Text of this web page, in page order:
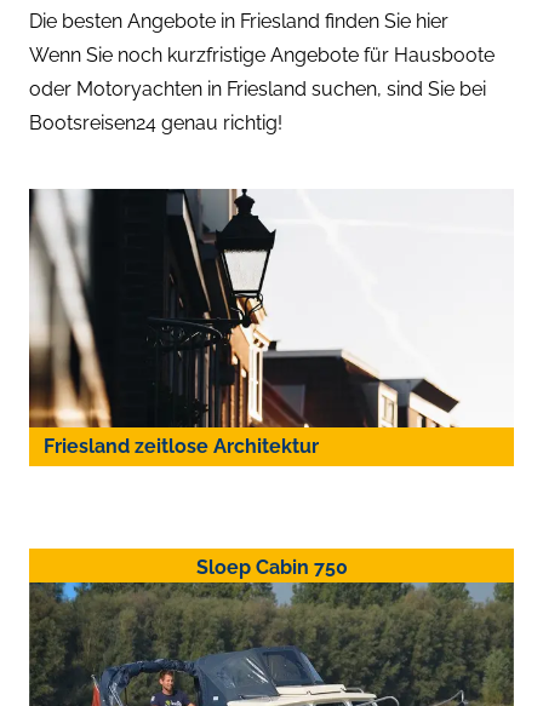
Friesland zeitlose Architektur
Die besten Angebote in Friesland finden Sie hier
Wenn Sie noch kurzfristige Angebote für Hausboote
oder Motoryachten in Friesland suchen, sind Sie bei
Bootsreisen24 genau richtig!
Sloep Cabin 750